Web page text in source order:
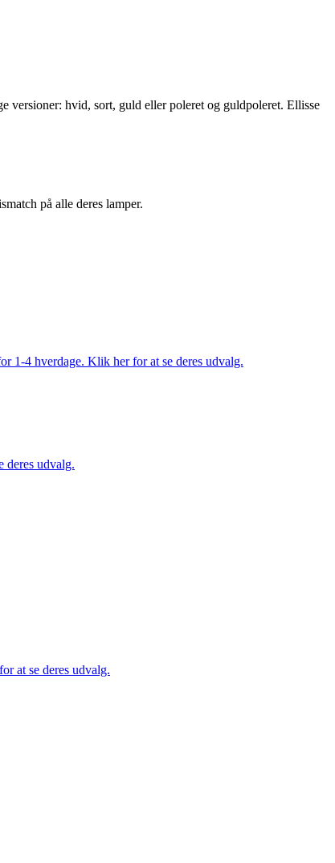
versioner: hvid, sort, guld eller poleret og guldpoleret. Ellisse
på alle deres lamper.
1-4 hverdage. Klik her for at se deres udvalg.
deres udvalg.
at se deres udvalg.